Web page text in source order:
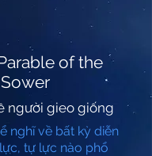
of the
Sower
người gieo giống
nghĩ về bất kỳ diễn
tự lực nào phổ